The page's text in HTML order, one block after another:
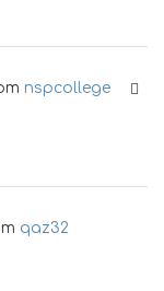
nspcollege
qaz32